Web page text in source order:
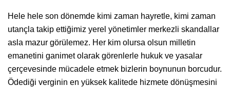
Hele hele son dönemde kimi zaman hayretle, kimi zaman
utançla takip ettiğimiz yerel yönetimler merkezli skandallar
asla mazur görülemez. Her kim olursa olsun milletin
emanetini ganimet olarak görenlerle hukuk ve yasalar
çerçevesinde mücadele etmek bizlerin boynunun borcudur.
Ödediği verginin en yüksek kalitede hizmete dönüşmesini